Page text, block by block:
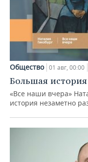
Общество 01 авг, 00:00
Большая
«Все наши вчера»
история незаметно